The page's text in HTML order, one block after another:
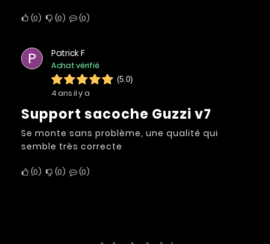
0 0 0
P Patrick F
Achat vérifié
(5.0)
4 ans il y a
support sacoche Guzzi v7
Se monte sans problème, une qualité qui
semble très correcte
0 0 0